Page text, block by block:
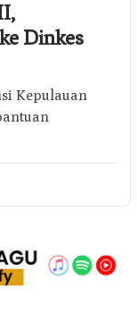
Dinkes
Kepulauan